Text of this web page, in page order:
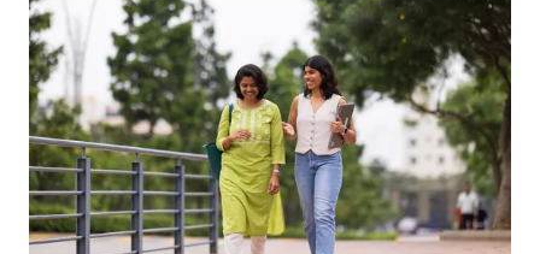
datum.
Pritisni
tipku
escape
za
zatvaranje
kalendara.